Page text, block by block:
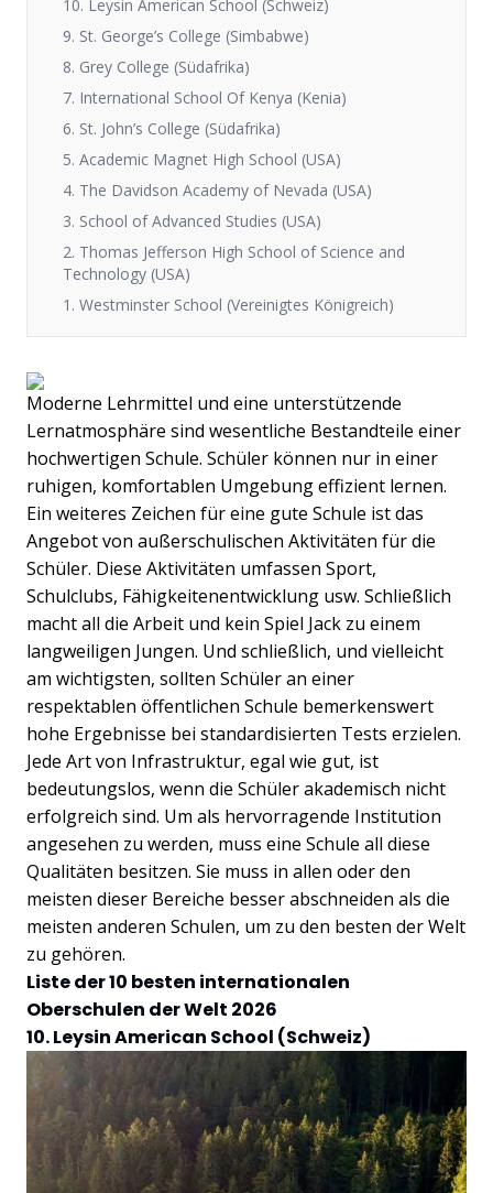
10. Leysin American School (Schweiz)
9. St. George’s College (Simbabwe)
8. Grey College (Südafrika)
7. International School Of Kenya (Kenia)
6. St. John’s College (Südafrika)
5. Academic Magnet High School (USA)
4. The Davidson Academy of Nevada (USA)
3. School of Advanced Studies (USA)
2. Thomas Jefferson High School of Science and
Technology (USA)
1. Westminster School (Vereinigtes Königreich)
Moderne Lehrmittel und eine unterstützende
Lernatmosphäre sind wesentliche Bestandteile einer
hochwertigen Schule. Schüler können nur in einer
ruhigen, komfortablen Umgebung effizient lernen.
Ein weiteres Zeichen für eine gute Schule ist das
Angebot von außerschulischen Aktivitäten für die
Schüler. Diese Aktivitäten umfassen Sport,
Schulclubs, Fähigkeitenentwicklung usw. Schließlich
macht all die Arbeit und kein Spiel Jack zu einem
langweiligen Jungen. Und schließlich, und vielleicht
am wichtigsten, sollten Schüler an einer
respektablen öffentlichen Schule bemerkenswert
hohe Ergebnisse bei standardisierten Tests erzielen.
Jede Art von Infrastruktur, egal wie gut, ist
bedeutungslos, wenn die Schüler akademisch nicht
erfolgreich sind. Um als hervorragende Institution
angesehen zu werden, muss eine Schule all diese
Qualitäten besitzen. Sie muss in allen oder den
meisten dieser Bereiche besser abschneiden als die
meisten anderen Schulen, um zu den besten der Welt
zu gehören.
Liste der 10 besten internationalen
Oberschulen der Welt 2026
10. Leysin American School (Schweiz)